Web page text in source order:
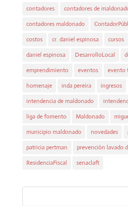
contadores
contadores de
contadores maldonado
costos
cr. daniel espinosa cursos
daniel espinosa
DesarrolloLocal
emprendimiento
eventos evento
homenaje
inda pereira
ingresos
intendencia de maldonado
liga de fomento
Maldonado
municipio maldonado
novedades
patricia pertman
prevención lavado
ResidenciaFiscal
senaclaft